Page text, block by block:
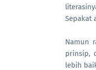
Sepakat
Namun
prinsip,
lebih